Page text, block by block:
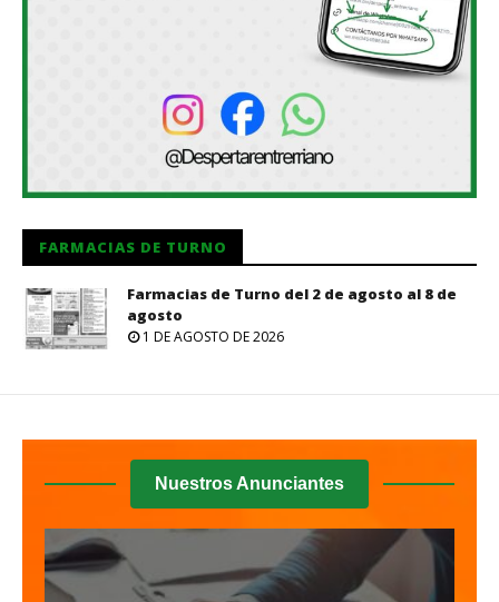
FARMACIAS DE TURNO
Farmacias de Turno del 2 de agosto al 8 de
agosto
1 DE AGOSTO DE 2026
Nuestros Anunciantes